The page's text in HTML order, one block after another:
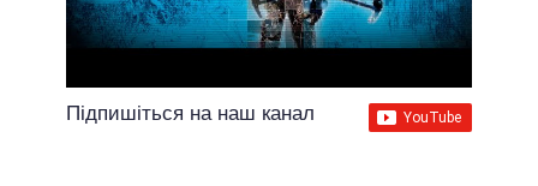
Підпишіться на наш канал